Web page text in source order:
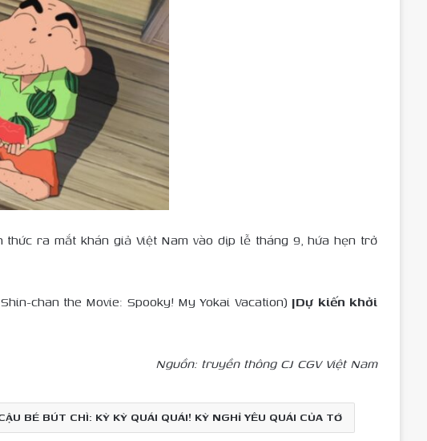
thức ra mắt khán giả Việt Nam vào dịp lễ tháng 9, hứa hẹn trở
chan the Movie: Spooky! My Yokai Vacation) |Dự kiến khởi
Nguồn: truyền thông CJ CGV Việt Nam
BÉ BÚT CHÌ: KỲ KỲ QUÁI QUÁI! KỲ NGHỈ YÊU QUÁI CỦA TỚ